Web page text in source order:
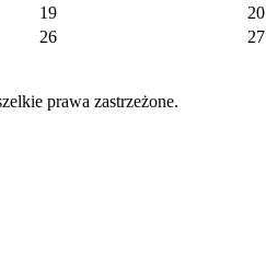
19 20
26 27
prawa zastrzeżone.